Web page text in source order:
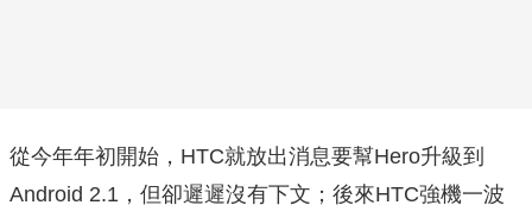
從今年年初開始，HTC就放出消息要幫Hero升級到
Android 2.1，但卻遲遲沒有下文；後來HTC強機一波